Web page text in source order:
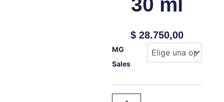
30 ml
$28.750,00
MG
Sales
CUSTARD
-
-
SALT